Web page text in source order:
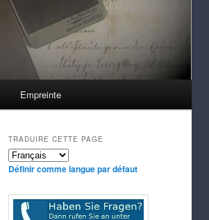
Empreinte
TRADUIRE CETTE PAGE
Définir comme langue par défaut